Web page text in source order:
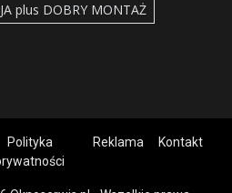
plus DOBRY MONTAŻ
Polityka
Reklama Kontakt